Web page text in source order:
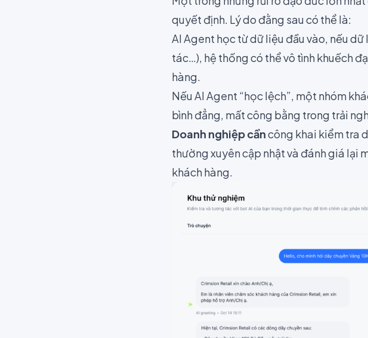
quyết định. Lý do đằng sau có thể là:
AI Agent học từ dữ liệu đầu vào, nếu
tác…), hệ thống có thể vô tình khuếch
hàng.
Nếu AI Agent “học lệch”, một nhóm
bình đẳng, mất công bằng trong trải
Doanh nghiệp cầncông khai kiểm tra
thường xuyên cập nhật và đánh giá lại
khách hàng.